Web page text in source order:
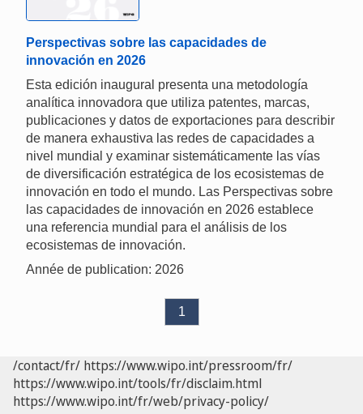
Perspectivas sobre las capacidades de
innovación en 2026
Esta edición inaugural presenta una metodología
analítica innovadora que utiliza patentes, marcas,
publicaciones y datos de exportaciones para describir
de manera exhaustiva las redes de capacidades a
nivel mundial y examinar sistemáticamente las vías
de diversificación estratégica de los ecosistemas de
innovación en todo el mundo. Las Perspectivas sobre
las capacidades de innovación en 2026 establece
una referencia mundial para el análisis de los
ecosistemas de innovación.
Année de publication: 2026
1
/contact/fr/ https://www.wipo.int/pressroom/fr/
https://www.wipo.int/tools/fr/disclaim.html
https://www.wipo.int/fr/web/privacy-policy/